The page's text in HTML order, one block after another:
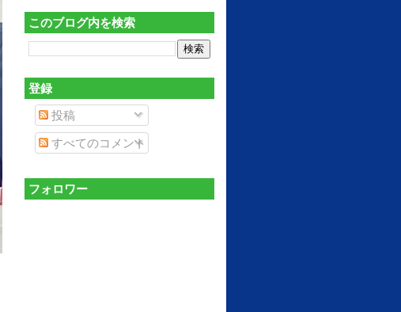
このブログ内を検索
登録
投稿
すべてのコメント
フォロワー